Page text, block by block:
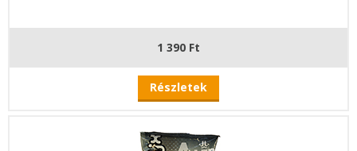
1 390 Ft
Részletek